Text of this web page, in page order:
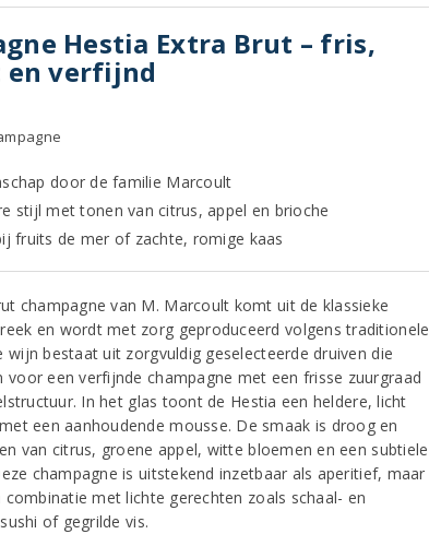
Hestia Extra Brut – fris,
en verfijnd
door de familie Marcoult
stijl met tonen van citrus, appel en brioche
fruits de mer of zachte, romige kaas
champagne van M. Marcoult komt uit de klassieke
en wordt met zorg geproduceerd volgens traditionele
wijn bestaat uit zorgvuldig geselecteerde druiven die
voor een verfijnde champagne met een frisse zuurgraad
In het glas toont de Hestia een heldere, licht
een aanhoudende mousse. De smaak is droog en
van citrus, groene appel, witte bloemen en een subtiele
champagne is uitstekend inzetbaar als aperitief, maar
met lichte gerechten zoals schaal- en
of gegrilde vis.